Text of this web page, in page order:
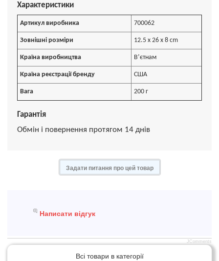
Характеристики
Артикул виробника 700062
Зовнішні розміри 12.5 x 26 x 8 cm
Країна виробництва Вʼєтнам
Країна реєстрації бренду США
Вага 200 г
Гарантія
Обмін і повернення протягом 14 днів
Задати питання про цей товар
Написати відгук
JComments
Всі товари в категорії